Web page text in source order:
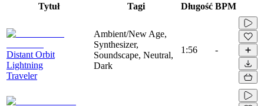
Tytuł Tagi Długość BPM
Distant Orbit
Lightning
Traveler
Ambient/New Age,
Synthesizer,
Soundscape, Neutral,
Dark
1:56 -